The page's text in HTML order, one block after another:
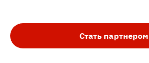
Стать партнером